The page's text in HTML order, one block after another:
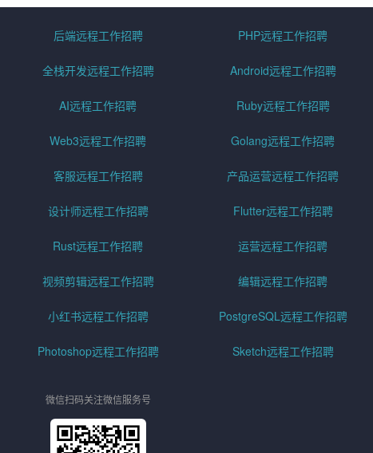
后端远程工作招聘 PHP远程工作招聘
全栈开发远程工作招聘 Android远程工作招聘
AI远程工作招聘 Ruby远程工作招聘
Web3远程工作招聘 Golang远程工作招聘
客服远程工作招聘 产品运营远程工作招聘
设计师远程工作招聘 Flutter远程工作招聘
Rust远程工作招聘 运营远程工作招聘
视频剪辑远程工作招聘 编辑远程工作招聘
小红书远程工作招聘 PostgreSQL远程工作招聘
Photoshop远程工作招聘 Sketch远程工作招聘
微信扫码关注微信服务号